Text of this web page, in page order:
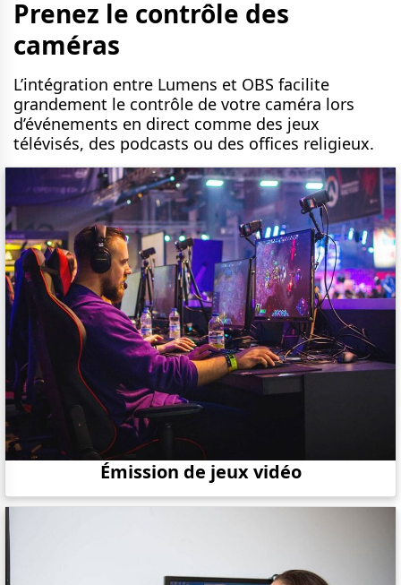
Prenez le contrôle des
caméras
L’intégration entre Lumens et OBS facilite
grandement le contrôle de votre caméra lors
d’événements en direct comme des jeux
télévisés, des podcasts ou des offices religieux.
Émission de jeux vidéo